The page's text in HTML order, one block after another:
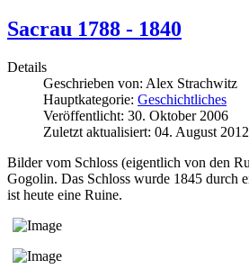
Sacrau 1788 - 1840
Details
Geschrieben von: Alex Strachwitz
Hauptkategorie: Geschichtliches
Veröffentlicht: 30. Oktober 2006
Zuletzt aktualisiert: 04. August 2012
Bilder vom Schloss (eigentlich von den
Gogolin. Das Schloss wurde 1845 durch
ist heute eine Ruine.